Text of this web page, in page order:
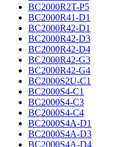
BC2000R2T-P5
BC2000R41-D1
BC2000R42-D1
BC2000R42-D3
BC2000R42-D4
BC2000R42-G3
BC2000R42-G4
BC2000S2U-C1
BC2000S4-C1
BC2000S4-C3
BC2000S4-C4
BC2000S4A-D1
BC2000S4A-D3
BC2000S4A-D4